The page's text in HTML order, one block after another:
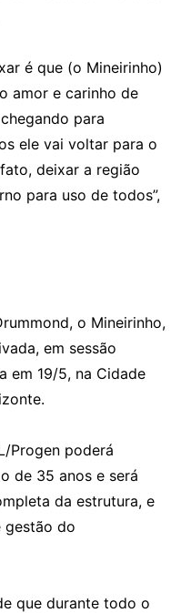
é que (o Mineirinho)
amor e carinho de
para
ele vai voltar para o
deixar a região
para uso de todos”,
o Mineirinho,
em sessão
em 19/5, na Cidade
Progen poderá
de 35 anos e será
da estrutura, e
gestão do
que durante todo o